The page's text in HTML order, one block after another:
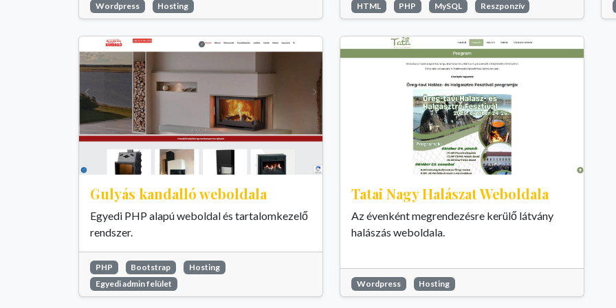
Wordpress Hosting HTML PHP MySQL Reszponzív
Gulyás kandalló weboldala
Egyedi PHP alapú weboldal és tartalomkezelő
rendszer.
PHP Bootstrap
Hosting
Egyedi admin felület
Tatai Nagy Halászat Weboldala
Az évenként megrendezésre kerülő látvány
halászás weboldala.
Wordpress Hosting